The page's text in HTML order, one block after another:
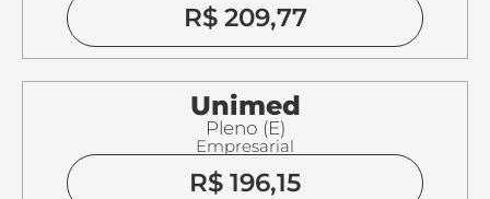
R$ 209,77
Unimed
Pleno (E)
Empresarial
R$ 196,15